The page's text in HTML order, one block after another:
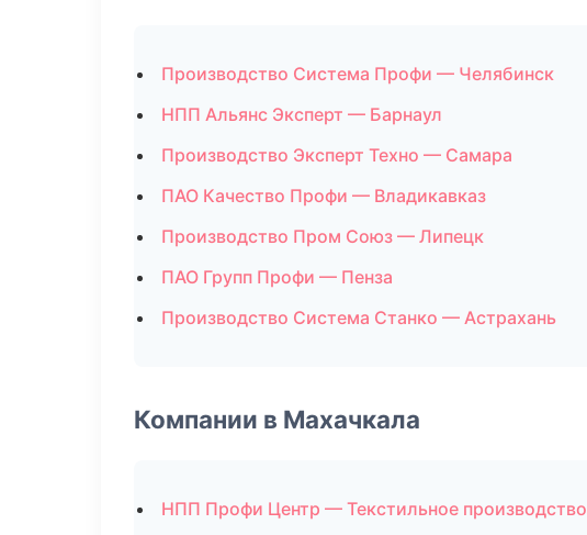
Производство Система Профи — Челябинск
НПП Альянс Эксперт — Барнаул
Производство Эксперт Техно — Самара
ПАО Качество Профи — Владикавказ
Производство Пром Союз — Липецк
ПАО Групп Профи — Пенза
Производство Система Станко — Астрахань
Компании в Махачкала
НПП Профи Центр — Текстильное производство